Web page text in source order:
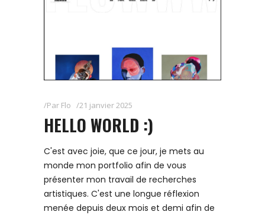
Par Flo 21 janvier 2025
HELLO WORLD :)
C'est avec joie, que ce jour, je mets au
monde mon portfolio afin de vous
présenter mon travail de recherches
artistiques. C'est une longue réflexion
menée depuis deux mois et demi afin de